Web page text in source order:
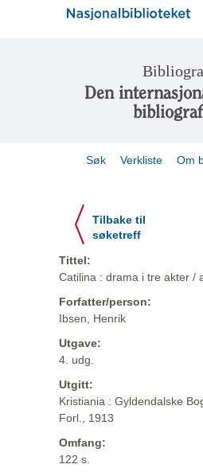
Den
Søk Verkliste Om
Tilbake til
søketreff
Tittel:
Catilina : drama i tre akter /
Forfatter/person:
Ibsen, Henrik
Utgave:
4. udg.
Utgitt:
Kristiania : Gyldendalske
Forl., 1913
Omfang:
122 s.